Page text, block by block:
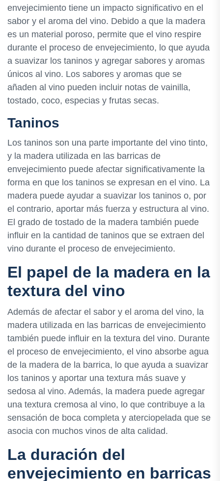
envejecimiento tiene un impacto significativo en el
sabor y el aroma del vino. Debido a que la madera
es un material poroso, permite que el vino respire
durante el proceso de envejecimiento, lo que ayuda
a suavizar los taninos y agregar sabores y aromas
únicos al vino. Los sabores y aromas que se
añaden al vino pueden incluir notas de vainilla,
tostado, coco, especias y frutas secas.
Taninos
Los taninos son una parte importante del vino tinto,
y la madera utilizada en las barricas de
envejecimiento puede afectar significativamente la
forma en que los taninos se expresan en el vino. La
madera puede ayudar a suavizar los taninos o, por
el contrario, aportar más fuerza y estructura al vino.
El grado de tostado de la madera también puede
influir en la cantidad de taninos que se extraen del
vino durante el proceso de envejecimiento.
El papel de la madera en la
textura del vino
Además de afectar el sabor y el aroma del vino, la
madera utilizada en las barricas de envejecimiento
también puede influir en la textura del vino. Durante
el proceso de envejecimiento, el vino absorbe agua
de la madera de la barrica, lo que ayuda a suavizar
los taninos y aportar una textura más suave y
sedosa al vino. Además, la madera puede agregar
una textura cremosa al vino, lo que contribuye a la
sensación de boca completa y aterciopelada que se
asocia con muchos vinos de alta calidad.
La duración del
envejecimiento en barricas